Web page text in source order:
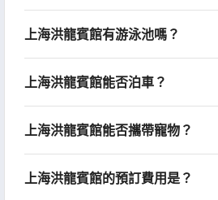
上海洪龍賓館有游泳池嗎？
上海洪龍賓館能否泊車？
上海洪龍賓館能否攜帶寵物？
上海洪龍賓館的預訂費用是？